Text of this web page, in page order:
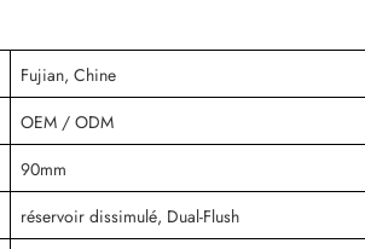
Fujian, Chine
OEM / ODM
90mm
réservoir dissimulé, Dual-Flush